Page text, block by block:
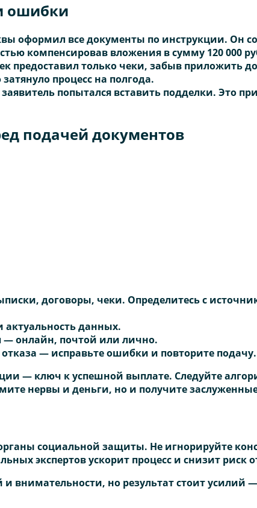
ошибки
оформил все документы по инструкции. Он
компенсировав вложения в сумму 120 000
только чеки, забыв приложить
процесс на полгода.
попытался вставить подделки. Это
подачей документов
договоры, чеки. Определитесь с
актуальность данных.
— онлайн, почтой или лично.
— исправьте ошибки и повторите подачу.
— ключ к успешной выплате. Следуйте
нервы и деньги, но и получите
социальной защиты. Не игнорируйте
экспертов ускорит процесс и снизит риск
но результат стоит усилий